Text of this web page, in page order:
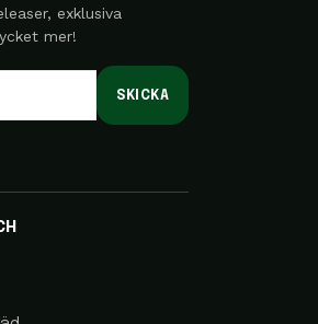
exklusiva
mer!
SKICKA